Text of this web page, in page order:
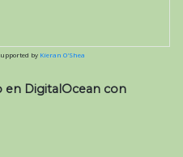
by Kieran O'Shea
en DigitalOcean con